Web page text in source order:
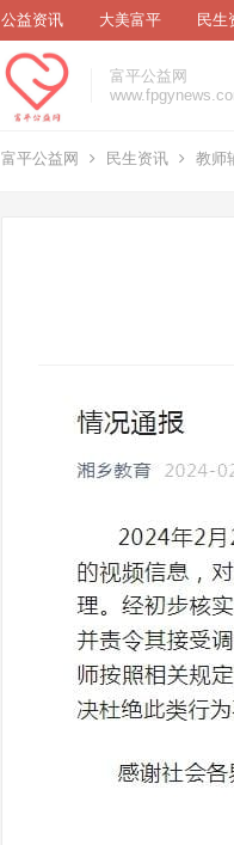
公益资讯 大美富平 民生
富平公益网
富平公益网 民生资讯 教师